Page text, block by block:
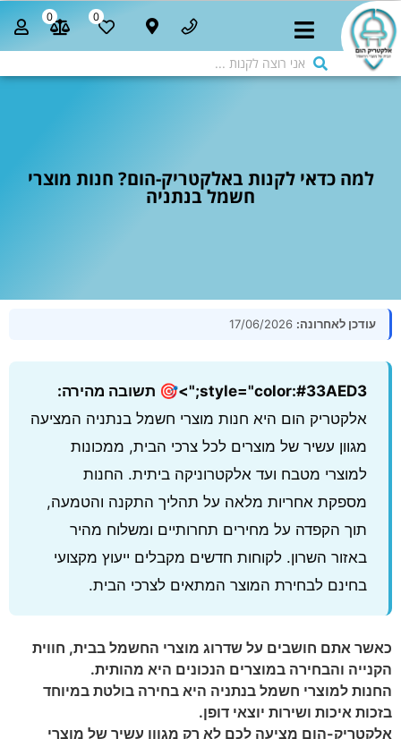
0
0
למה כדאי לקנות באלקטריק-הום? חנות מוצרי
חשמל בנתניה
עודכן לאחרונה:
style="color:#33AED3;">🎯 תשובה מהירה:
אלקטריק הום היא חנות מוצרי חשמל בנתניה המציעה
מגוון עשיר של מוצרים לכל צרכי הבית, ממכונות
למוצרי מטבח ועד אלקטרוניקה ביתית. החנות
מספקת אחריות מלאה על תהליך התקנה והטמעה,
תוך הקפדה על מחירים תחרותיים ומשלוח מהיר
באזור השרון. לקוחות חדשים מקבלים ייעוץ מקצועי
בחינם לבחירת המוצר המתאים לצרכי הבית.
כאשר אתם חושבים על שדרוג מוצרי החשמל בבית, חווית
הקנייה והבחירה במוצרים הנכונים היא מהותית.
החנות למוצרי חשמל בנתניה היא בחירה בולטת במיוחד
בזכות איכות ושירות יוצאי דופן.
אלקטריק-הום מציעה לכם לא רק מגוון עשיר של מוצרי